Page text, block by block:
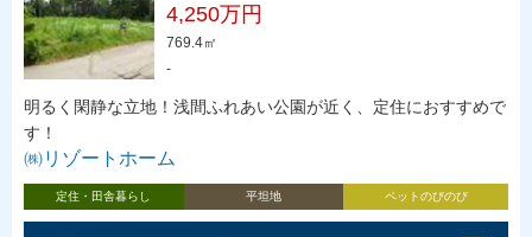
4,250万円
769.4㎡
-
明るく閑静な立地！浅間ふれあい公園が近く、定住におすすめで
す！
㈱リゾートホーム
定住・田舎暮らし 平坦地 ペットのびのび